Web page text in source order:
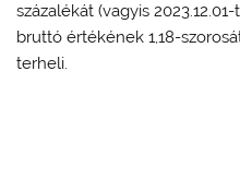
százalékát (vagyis
bruttó értékének 1,18-
terheli.